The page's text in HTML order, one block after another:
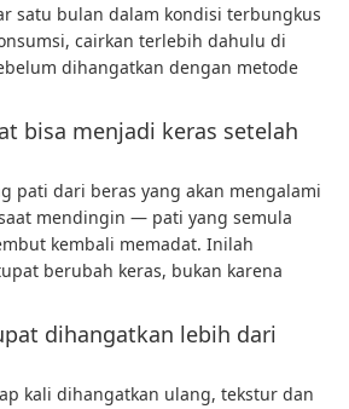
satu bulan dalam kondisi terbungkus
cairkan terlebih dahulu di
dihangatkan dengan metode
bisa menjadi keras setelah
pati dari beras yang akan mengalami
mendingin — pati yang semula
kembali memadat. Inilah
berubah keras, bukan karena
dihangatkan lebih dari
kali dihangatkan ulang, tekstur dan